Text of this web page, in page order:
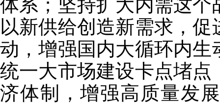
体系；坚持扩大内需这
以新供给创造新需求，
动，增强国内大循环内
统一大市场建设卡点堵
济体制，增强高质量发